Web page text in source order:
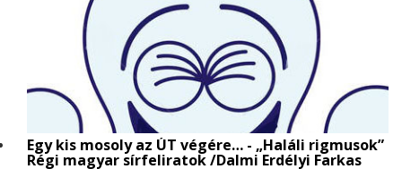
Egy kis mosoly az ÚT végére… - „Haláli rigmusok”
Régi magyar sírfeliratok /Dalmi Erdélyi Farkas